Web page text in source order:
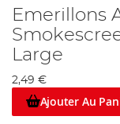
Emerillons
Large
2,49 €
Ajouter Au